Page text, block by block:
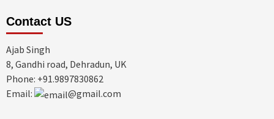
Contact US
Ajab Singh
8, Gandhi road, Dehradun, UK
Phone: +91.9897830862
Email:
@gmail.com